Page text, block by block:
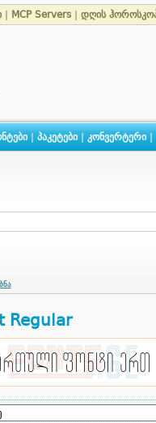
MCP Servers დღის
| პაკეტები| კონვერტერი|
Regular